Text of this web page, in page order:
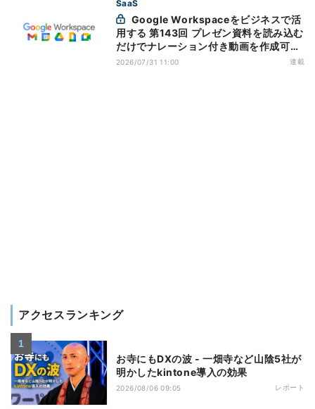
SaaS
用する 第143回 プレゼン資料を読み込む
だけでナレーション付き動画を作成可能
になった「Google Vids」
2026/07/31 11:00 連載
アクセスランキング
お寺にもDXの波 - 一畑寺など山陰5社が
明かしたkintone導入の効果
2026/08/06 09:05 レポート